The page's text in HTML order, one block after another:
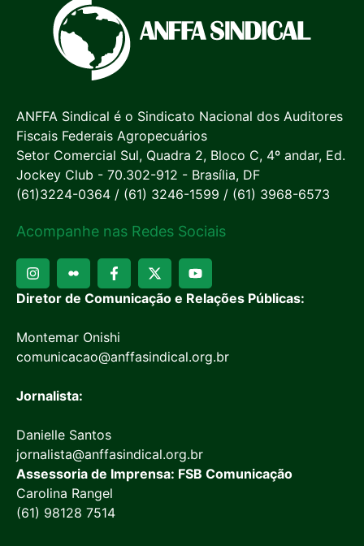
ANFFA Sindical é o Sindicato Nacional dos Auditores
Fiscais Federais Agropecuários
Setor Comercial Sul, Quadra 2, Bloco C, 4º andar, Ed.
Jockey Club - 70.302-912 - Brasília, DF
(61)3224-0364 / (61) 3246-1599 / (61) 3968-6573
Acompanhe nas Redes Sociais
Diretor de Comunicação e Relações Públicas:
Montemar Onishi
comunicacao@anffasindical.org.br
Jornalista:
Danielle Santos
jornalista@anffasindical.org.br
Assessoria de Imprensa: FSB Comunicação
Carolina Rangel
(61) 98128 7514